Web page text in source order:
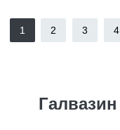
1 2 3 4